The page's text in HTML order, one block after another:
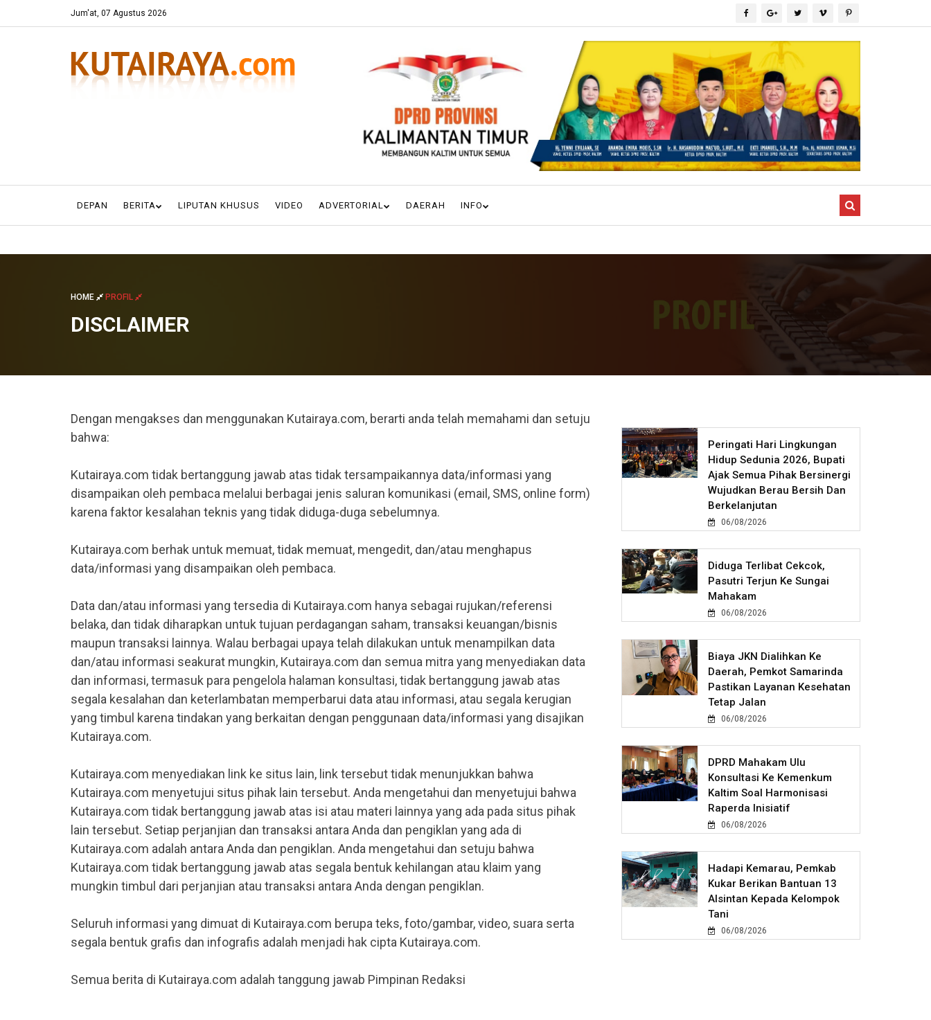
Jum'at, 07 Agustus 2026
DEPAN BERITA LIPUTAN KHUSUS VIDEO ADVERTORIAL DAERAH INFO
HOME PROFIL
DISCLAIMER
Dengan mengakses dan menggunakan Kutairaya.com, berarti anda telah memahami dan setuju
bahwa:
Kutairaya.com tidak bertanggung jawab atas tidak tersampaikannya data/informasi yang
disampaikan oleh pembaca melalui berbagai jenis saluran komunikasi (email, SMS, online form)
karena faktor kesalahan teknis yang tidak diduga-duga sebelumnya.
Kutairaya.com berhak untuk memuat, tidak memuat, mengedit, dan/atau menghapus
data/informasi yang disampaikan oleh pembaca.
Data dan/atau informasi yang tersedia di Kutairaya.com hanya sebagai rujukan/referensi
belaka, dan tidak diharapkan untuk tujuan perdagangan saham, transaksi keuangan/bisnis
maupun transaksi lainnya. Walau berbagai upaya telah dilakukan untuk menampilkan data
dan/atau informasi seakurat mungkin, Kutairaya.com dan semua mitra yang menyediakan data
dan informasi, termasuk para pengelola halaman konsultasi, tidak bertanggung jawab atas
segala kesalahan dan keterlambatan memperbarui data atau informasi, atau segala kerugian
yang timbul karena tindakan yang berkaitan dengan penggunaan data/informasi yang disajikan
Kutairaya.com.
Kutairaya.com menyediakan link ke situs lain, link tersebut tidak menunjukkan bahwa
Kutairaya.com menyetujui situs pihak lain tersebut. Anda mengetahui dan menyetujui bahwa
Kutairaya.com tidak bertanggung jawab atas isi atau materi lainnya yang ada pada situs pihak
lain tersebut. Setiap perjanjian dan transaksi antara Anda dan pengiklan yang ada di
Kutairaya.com adalah antara Anda dan pengiklan. Anda mengetahui dan setuju bahwa
Kutairaya.com tidak bertanggung jawab atas segala bentuk kehilangan atau klaim yang
mungkin timbul dari perjanjian atau transaksi antara Anda dengan pengiklan.
Seluruh informasi yang dimuat di Kutairaya.com berupa teks, foto/gambar, video, suara serta
segala bentuk grafis dan infografis adalah menjadi hak cipta Kutairaya.com.
Semua berita di Kutairaya.com adalah tanggung jawab Pimpinan Redaksi
Peringati Hari Lingkungan
Hidup Sedunia 2026, Bupati
Ajak Semua Pihak Bersinergi
Wujudkan Berau Bersih Dan
Berkelanjutan
06/08/2026
Diduga Terlibat Cekcok,
Pasutri Terjun Ke Sungai
Mahakam
06/08/2026
Biaya JKN Dialihkan Ke
Daerah, Pemkot Samarinda
Pastikan Layanan Kesehatan
Tetap Jalan
06/08/2026
DPRD Mahakam Ulu
Konsultasi Ke Kemenkum
Kaltim Soal Harmonisasi
Raperda Inisiatif
06/08/2026
Hadapi Kemarau, Pemkab
Kukar Berikan Bantuan 13
Alsintan Kepada Kelompok
Tani
06/08/2026